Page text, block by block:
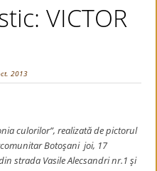
VICTOR
2013
culorilor”, realizată de pictorul
Botoşani joi, 17
strada Vasile Alecsandri nr.1 şi